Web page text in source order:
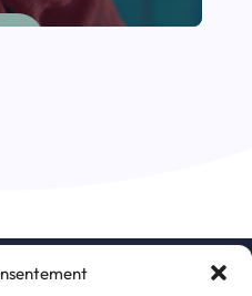
newsletter